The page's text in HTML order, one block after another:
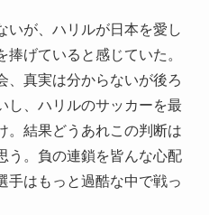
いが、ハリルが日本を愛し
げていると感じていた。
、真実は分からないが後ろ
、ハリルのサッカーを最
。結果どうあれこの判断は
う。負の連鎖を皆んな心配
手はもっと過酷な中で戦っ